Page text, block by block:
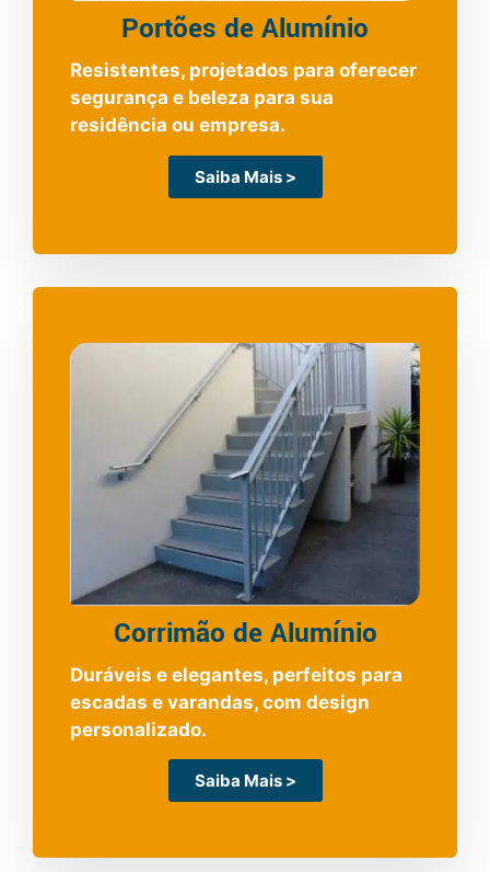
Portões de Alumínio
Resistentes, projetados para oferecer
segurança e beleza para sua
residência ou empresa.
Saiba Mais >
Corrimão de Alumínio
Duráveis e elegantes, perfeitos para
escadas e varandas, com design
personalizado.
Saiba Mais >